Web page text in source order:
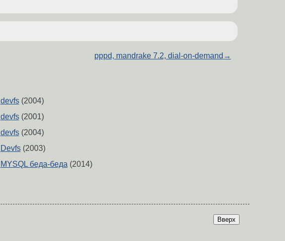
pppd, mandrake 7.2, dial-on-demand →
devfs(2004)
devfs(2001)
devfs(2004)
Devfs(2003)
MYSQL беда-беда(2014)
Вверх